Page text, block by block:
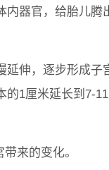
内器官，给胎儿腾
延伸，逐步形成子
的1厘米延长到7-
来的变化。